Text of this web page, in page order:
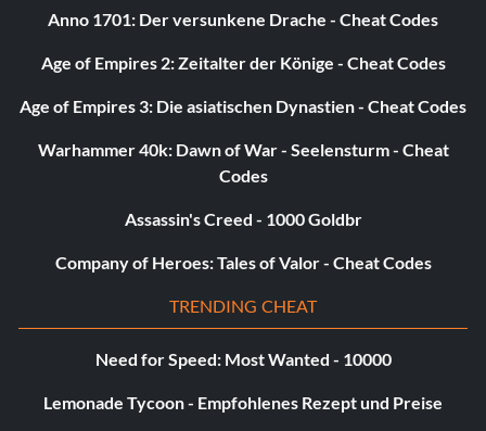
Anno 1701: Der versunkene Drache - Cheat Codes
Age of Empires 2: Zeitalter der Könige - Cheat Codes
Age of Empires 3: Die asiatischen Dynastien - Cheat Codes
Warhammer 40k: Dawn of War - Seelensturm - Cheat
Codes
Assassin's Creed - 1000 Goldbr
Company of Heroes: Tales of Valor - Cheat Codes
TRENDING CHEAT
Need for Speed: Most Wanted - 10000
Lemonade Tycoon - Empfohlenes Rezept und Preise